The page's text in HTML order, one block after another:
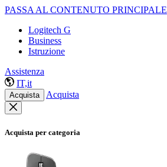
PASSA AL CONTENUTO PRINCIPALE
Logitech G
Business
Istruzione
Assistenza
IT,it
Acquista Acquista
Acquista per categoria